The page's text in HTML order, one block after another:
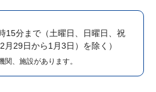
15分まで （土曜日、日曜日、祝
29日から1月3日）を除く）
、施設があります。